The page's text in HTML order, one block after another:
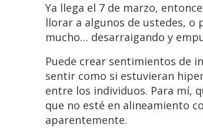
Ya llega el 7 de marzo,
llorar a algunos de ustedes, o
mucho… desarraigando y
Puede crear sentimientos de
sentir como si estuvieran
entre los individuos. Para mí,
que no esté en alineamiento
aparentemente.